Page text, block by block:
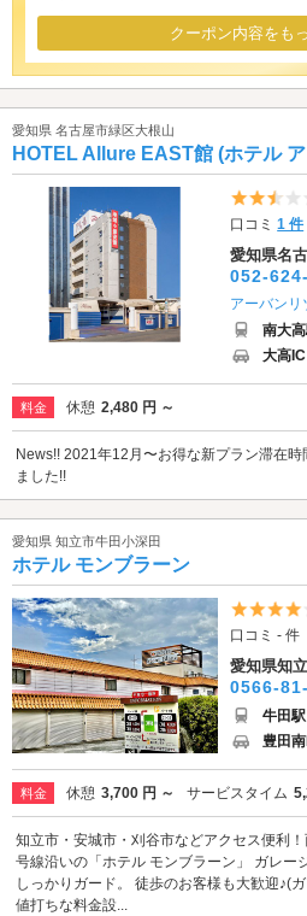
クーポン内容をも
愛知県 名古屋市緑区大根山
HOTEL Allure EAST館 (ホテル
口コミ1 件
愛知県名
052-
アーバンリ
南大
大高IC
料金 休憩 2,480 円 ～
News!! 2021年12月〜お得な新プラン滞在
ました!!
愛知県 知立市牛田小深田
ホテル モンブラーン
口コミ - 件
愛知県知
0566-
牛田
豊田
料金 休憩 3,700 円 ～ サービスタイム
知立市・安城市・刈谷市などアクセス便利
号線沿いの「ホテル モンブラーン」 ガレー
しっかりガード。 徒歩のお客様も大歓迎♪(
値打ちな料金設...